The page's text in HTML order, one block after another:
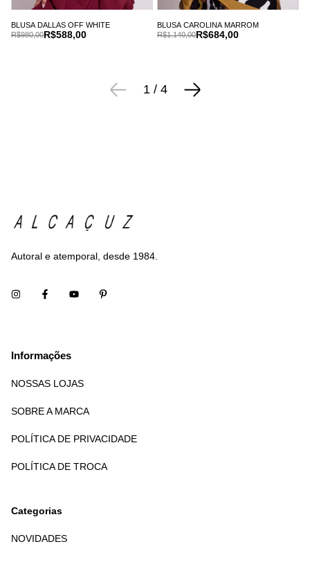
BLUSA DALLAS OFF WHITE
R$588,00
R$980,00
BLUSA CAROLINA MARROM
R$684,00
R$1.140,00
1 / 4
Autoral e atemporal, desde 1984.
Informações
NOSSAS LOJAS
SOBRE A MARCA
POLÍTICA DE PRIVACIDADE
POLÍTICA DE TROCA
Categorias
NOVIDADES